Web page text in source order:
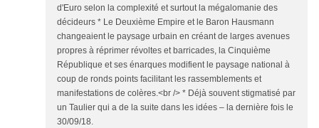
d'Euro selon la complexité et surtout la mégalomanie des
décideurs * Le Deuxième Empire et le Baron Hausmann
changeaient le paysage urbain en créant de larges avenues
propres à réprimer révoltes et barricades, la Cinquième
République et ses énarques modifient le paysage national à
coup de ronds points facilitant les rassemblements et
manifestations de colères.<br /> * Déjà souvent stigmatisé par
un Taulier qui a de la suite dans les idées – la dernière fois le
30/09/18.